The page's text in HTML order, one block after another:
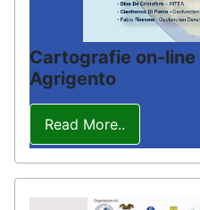
Cartografie on-line
Agrigento
Read More..